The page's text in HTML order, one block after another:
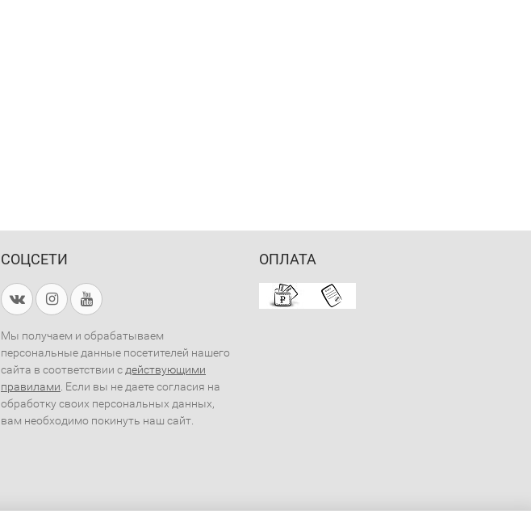
СОЦСЕТИ
Мы получаем и обрабатываем
персональные данные посетителей нашего
сайта в соответствии с действующими
правилами . Если вы не даете согласия на
обработку своих персональных данных,
вам необходимо покинуть наш сайт.
ОПЛАТА